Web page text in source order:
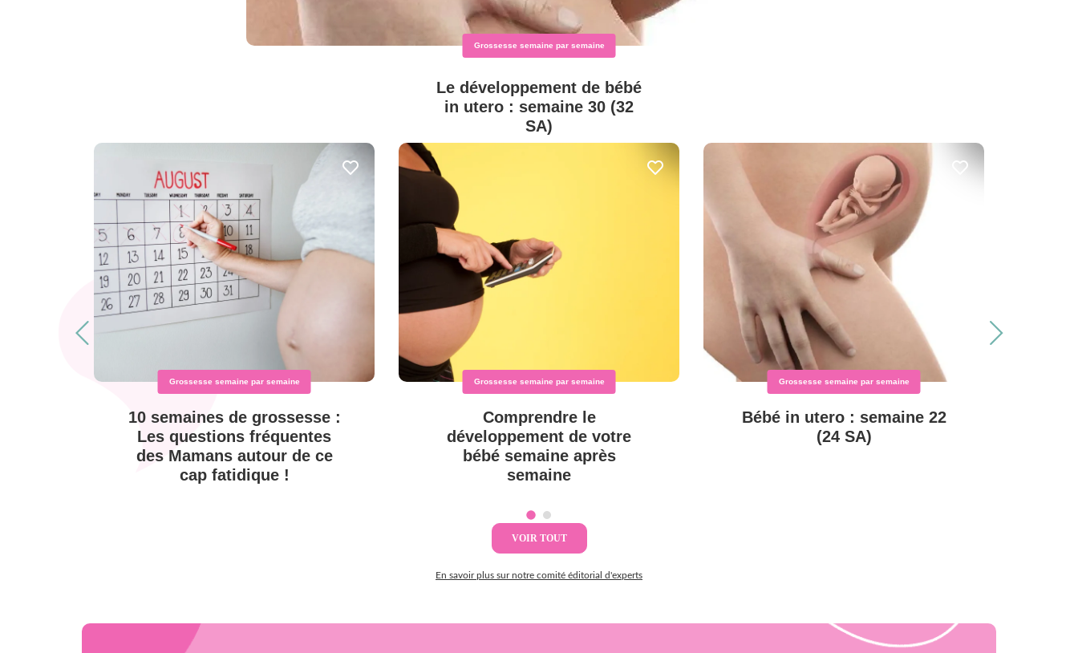
Grossesse semaine par semaine
Le développement de bébé
in utero : semaine 30 (32
SA)
Grossesse semaine par semaine
10 semaines de grossesse :
Les questions fréquentes
des Mamans autour de ce
cap fatidique !
Grossesse semaine par semaine
Comprendre le
développement de votre
bébé semaine après
semaine
Grossesse semaine par semaine
Bébé in utero : semaine 22
(24 SA)
VOIR TOUT
En savoir plus sur notre comité éditorial d'experts